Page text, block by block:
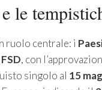
le
ruolo centrale: i
FSD, con
singolo al 15